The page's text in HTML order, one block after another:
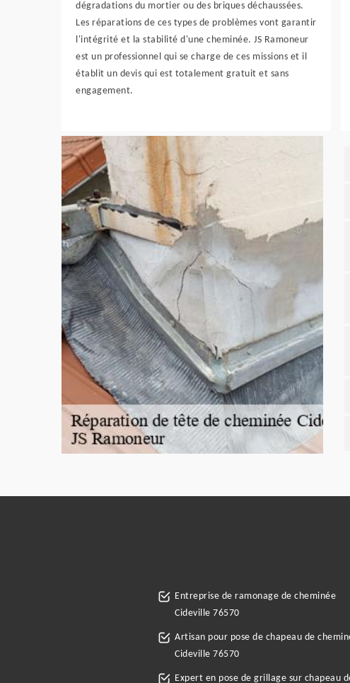
dégradations du mortier ou des briques déchaussées.
Les réparations de ces types de problèmes vont garantir
l'intégrité et la stabilité d'une cheminée. JS Ramoneur
est un professionnel qui se charge de ces missions et il
établit un devis qui est totalement gratuit et sans
engagement.
Entreprise de ramonage de cheminée
Cideville 76570
Artisan pour pose de chapeau de
Cideville 76570
Expert en pose de grillage sur chapeau